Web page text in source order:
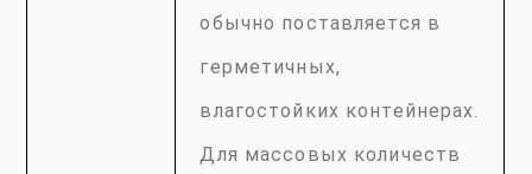
обычно поставляется в
герметичных,
влагостойких контейнерах.
Для массовых количеств